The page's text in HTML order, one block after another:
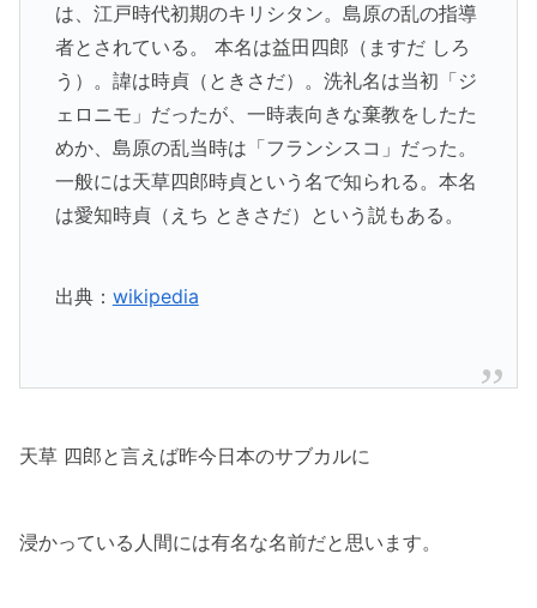
は、江戸時代初期のキリシタン。島原の乱の指導
者とされている。 本名は益田四郎（ますだ しろ
う）。諱は時貞（ときさだ）。洗礼名は当初「ジ
ェロニモ」だったが、一時表向きな棄教をしたた
めか、島原の乱当時は「フランシスコ」だった。
一般には天草四郎時貞という名で知られる。本名
は愛知時貞（えち ときさだ）という説もある。
出典： wikipedia
天草 四郎と言えば昨今日本のサブカルに
浸かっている人間には有名な名前だと思います。